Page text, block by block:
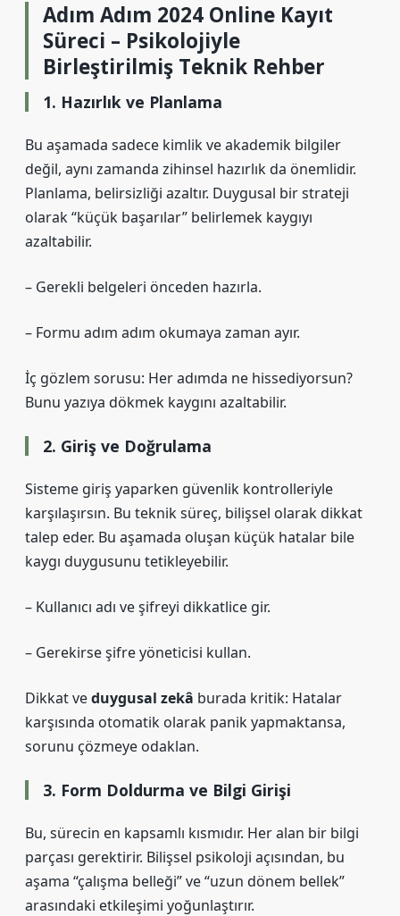
Adım Adım 2024 Online Kayıt
Süreci – Psikolojiyle
Birleştirilmiş Teknik Rehber
1. Hazırlık ve Planlama
Bu aşamada sadece kimlik ve akademik bilgiler
değil, aynı zamanda zihinsel hazırlık da önemlidir.
Planlama, belirsizliği azaltır. Duygusal bir strateji
olarak “küçük başarılar” belirlemek kaygıyı
azaltabilir.
– Gerekli belgeleri önceden hazırla.
– Formu adım adım okumaya zaman ayır.
İç gözlem sorusu: Her adımda ne hissediyorsun?
Bunu yazıya dökmek kaygını azaltabilir.
2. Giriş ve Doğrulama
Sisteme giriş yaparken güvenlik kontrolleriyle
karşılaşırsın. Bu teknik süreç, bilişsel olarak dikkat
talep eder. Bu aşamada oluşan küçük hatalar bile
kaygı duygusunu tetikleyebilir.
– Kullanıcı adı ve şifreyi dikkatlice gir.
– Gerekirse şifre yöneticisi kullan.
Dikkat veduygusal zekâ burada kritik: Hatalar
karşısında otomatik olarak panik yapmaktansa,
sorunu çözmeye odaklan.
3. Form Doldurma ve Bilgi Girişi
Bu, sürecin en kapsamlı kısmıdır. Her alan bir bilgi
parçası gerektirir. Bilişsel psikoloji açısından, bu
aşama “çalışma belleği” ve “uzun dönem bellek”
arasındaki etkileşimi yoğunlaştırır.